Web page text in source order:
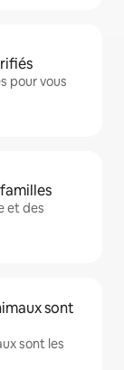
pour vous
et des
sont
sont les